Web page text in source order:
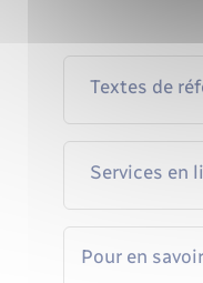
Textes de
Services en
Pour en